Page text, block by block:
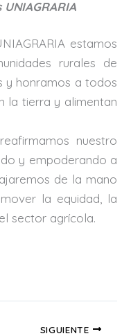
estamos
rurales de
y honramos a todos
la tierra y alimentan
nuestro
y empoderando a
de la mano
la equidad, la
sector agrícola.
SIGUIENTE